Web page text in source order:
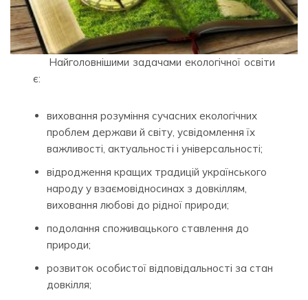
Найголовнішими задачами екологічної освіти
є:
виховання розуміння сучасних екологічних
проблем держави й світу, усвідомлення їх
важливості, актуальності і універсальності;
відродження кращих традицій українського
народу у взаємовідносинах з довкіллям,
виховання любові до рідної природи;
подолання споживацького ставлення до
природи;
розвиток особистої відповідальності за стан
довкілля;